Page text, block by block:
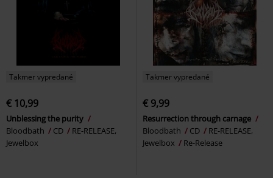
Takmer vypredané
€ 10,99
Unblessing the purity
Bloodbath
CD
RE-RELEASE,
Jewelbox
Takmer vypredané
€ 9,99
Resurrection through carnage
Bloodbath
CD
RE-RELEASE,
Jewelbox
Re-Release